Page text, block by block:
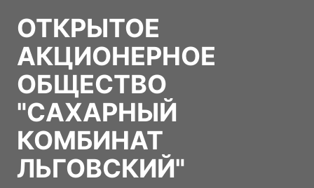
ОТКРЫТОЕ
АКЦИОНЕРНОЕ
ОБЩЕСТВО
"САХАРНЫЙ
КОМБИНАТ
ЛЬГОВСКИЙ"